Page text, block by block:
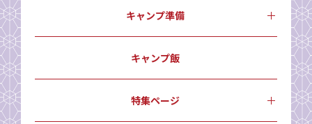
キャンプ準備
キャンプ飯
特集ページ